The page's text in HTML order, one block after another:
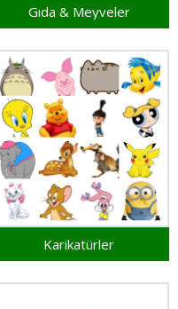
Gıda & Meyveler
Karikatürler